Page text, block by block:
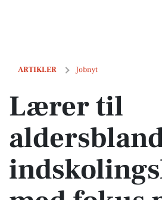
ARTIKLER Jobnyt
Lærer til aldersblandet
Lærer til